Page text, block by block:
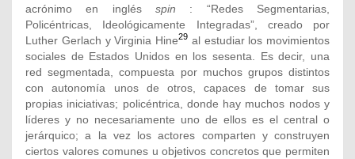
acrónimo en inglés spin : “Redes Segmentarias,
Policéntricas, Ideológicamente Integradas”, creado por
Luther Gerlach y Virginia Hine29 al estudiar los movimientos
sociales de Estados Unidos en los sesenta. Es decir, una
red segmentada, compuesta por muchos grupos distintos
con autonomía unos de otros, capaces de tomar sus
propias iniciativas; policéntrica, donde hay muchos nodos y
líderes y no necesariamente uno de ellos es el central o
jerárquico; a la vez los actores comparten y construyen
ciertos valores comunes u objetivos concretos que permiten